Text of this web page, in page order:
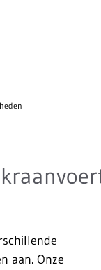
aan. Onze